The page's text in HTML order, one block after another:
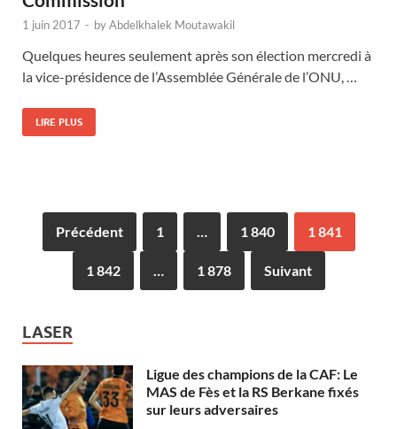
1 juin 2017 - byAbdelkhalek Moutawakil
Quelques heures seulement après son élection mercredi à
la vice-présidence de l’Assemblée Générale de l’ONU, …
LIRE PLUS
Précédent 1 1 840 1 841
1 842 1 878 Suivant
LASER
Ligue des champions de la CAF: Le
MAS de Fès et la RS Berkane fixés
sur leurs adversaires